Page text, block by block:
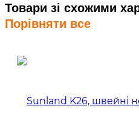
Товари зі схожими
Порівняти все